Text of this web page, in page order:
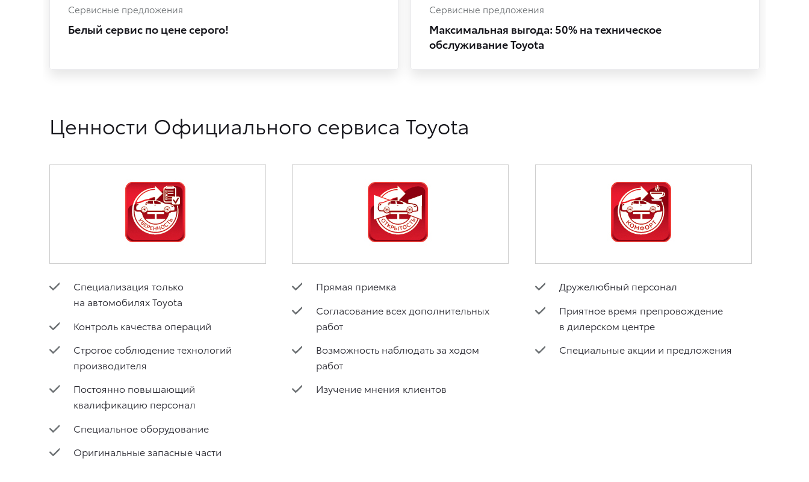
Сервисные предложения
Белый сервис по цене серого!
Сервисные предложения
Максимальная выгода: 50% на техническое
обслуживание Toyota
Ценности Официального сервиса Toyota
Специализация только
на автомобилях Toyota
Контроль качества операций
Строгое соблюдение технологий
производителя
Постоянно повышающий
квалификацию персонал
Специальное оборудование
Оригинальные запасные части
Прямая приемка
Согласование всех дополнительных
работ
Возможность наблюдать за ходом
работ
Изучение мнения клиентов
Дружелюбный персонал
Приятное время препровождение
в дилерском центре
Специальные акции и предложения